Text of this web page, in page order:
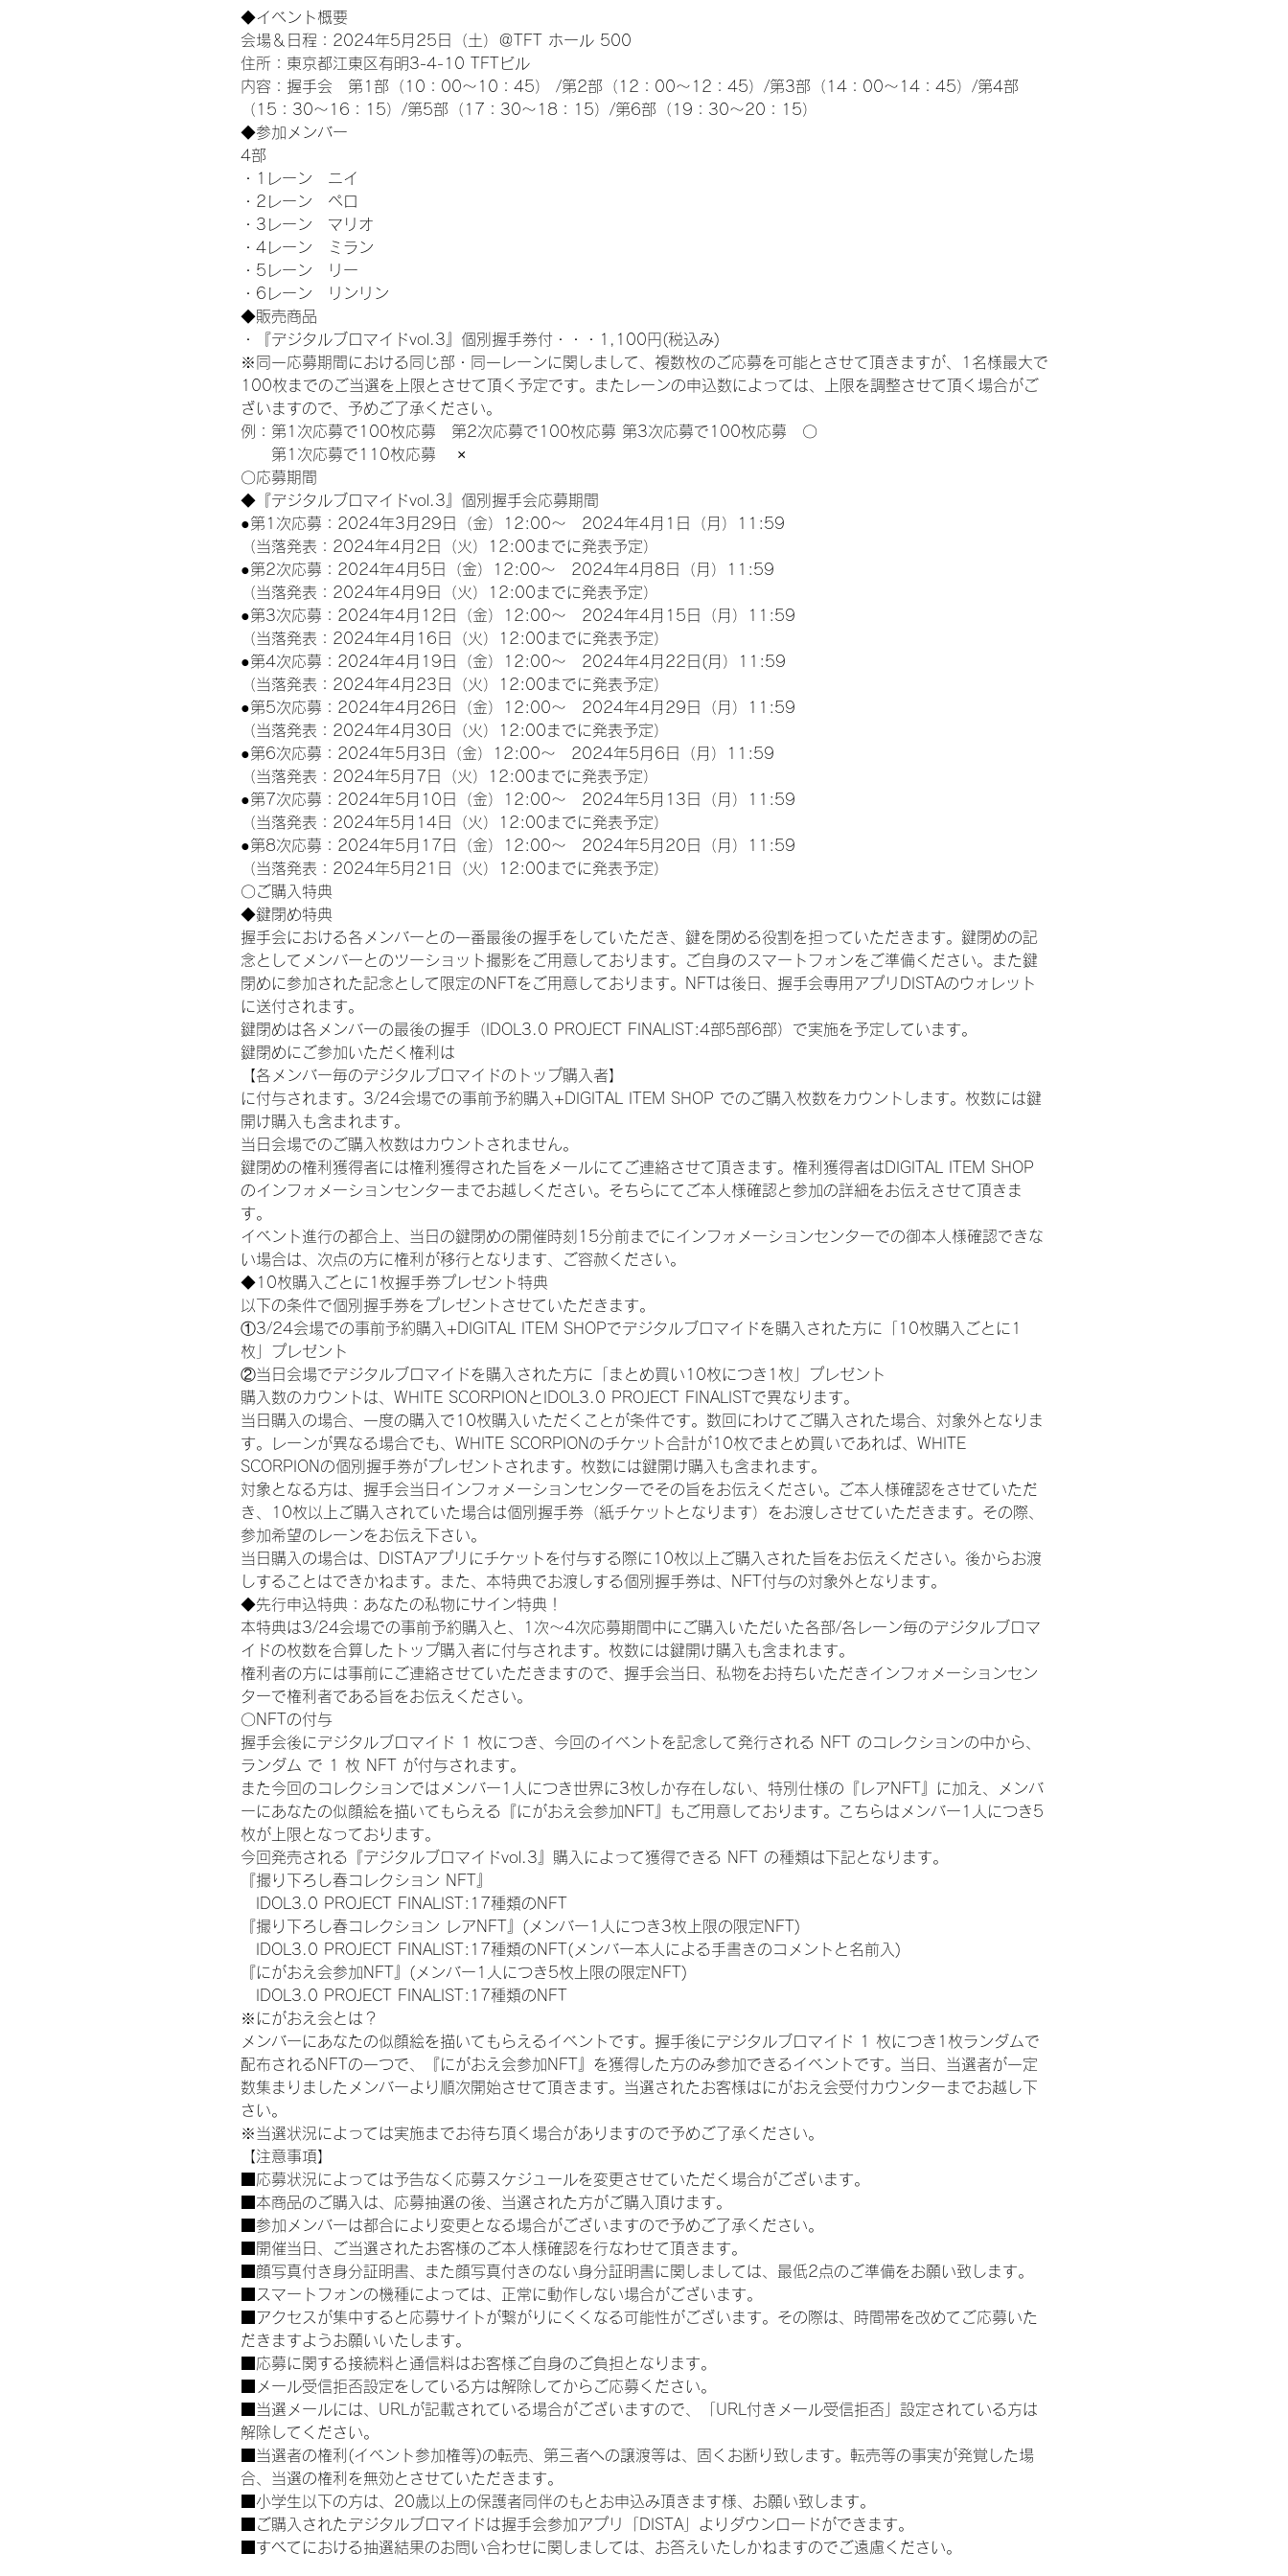
◆イベント概要
会場＆日程：2024年5月25日（土）＠TFT ホール 500
住所：東京都江東区有明3-4-10 TFTビル
内容：握手会　第1部（10：00～10：45） /第2部（12：00～12：45）/第3部（14：00～14：45）/第4部
（15：30～16：15）/第5部（17：30～18：15）/第6部（19：30～20：15）
◆参加メンバー
4部
・1レーン　ニイ
・2レーン　ペロ
・3レーン　マリオ
・4レーン　ミラン
・5レーン　リー
・6レーン　リンリン
◆販売商品
・『デジタルブロマイドvol.3』個別握手券付・・・1,100円(税込み)
※同一応募期間における同じ部・同一レーンに関しまして、複数枚のご応募を可能とさせて頂きますが、1名様最大で
100枚までのご当選を上限とさせて頂く予定です。またレーンの申込数によっては、上限を調整させて頂く場合がご
ざいますので、予めご了承ください。
例：第1次応募で100枚応募　第2次応募で100枚応募 第3次応募で100枚応募　〇
第1次応募で110枚応募　 ×
〇応募期間
◆『デジタルブロマイドvol.3』個別握手会応募期間
●第1次応募：2024年3月29日（金）12:00～　2024年4月1日（月）11:59
（当落発表：2024年4月2日（火）12:00までに発表予定）
●第2次応募：2024年4月5日（金）12:00～　2024年4月8日（月）11:59
（当落発表：2024年4月9日（火）12:00までに発表予定）
●第3次応募：2024年4月12日（金）12:00～　2024年4月15日（月）11:59
（当落発表：2024年4月16日（火）12:00までに発表予定）
●第4次応募：2024年4月19日（金）12:00～　2024年4月22日(月）11:59
（当落発表：2024年4月23日（火）12:00までに発表予定）
●第5次応募：2024年4月26日（金）12:00～　2024年4月29日（月）11:59
（当落発表：2024年4月30日（火）12:00までに発表予定）
●第6次応募：2024年5月3日（金）12:00～　2024年5月6日（月）11:59
（当落発表：2024年5月7日（火）12:00までに発表予定）
●第7次応募：2024年5月10日（金）12:00～　2024年5月13日（月）11:59
（当落発表：2024年5月14日（火）12:00までに発表予定）
●第8次応募：2024年5月17日（金）12:00～　2024年5月20日（月）11:59
（当落発表：2024年5月21日（火）12:00までに発表予定）
〇ご購入特典
◆鍵閉め特典
握手会における各メンバーとの一番最後の握手をしていただき、鍵を閉める役割を担っていただきます。鍵閉めの記
念としてメンバーとのツーショット撮影をご用意しております。ご自身のスマートフォンをご準備ください。また鍵
閉めに参加された記念として限定のNFTをご用意しております。NFTは後日、握手会専用アプリDISTAのウォレット
に送付されます。
鍵閉めは各メンバーの最後の握手（IDOL3.0 PROJECT FINALIST:4部5部6部）で実施を予定しています。
鍵閉めにご参加いただく権利は
【各メンバー毎のデジタルブロマイドのトップ購入者】
に付与されます。3/24会場での事前予約購入+DIGITAL ITEM SHOP でのご購入枚数をカウントします。枚数には鍵
開け購入も含まれます。
当日会場でのご購入枚数はカウントされません。
鍵閉めの権利獲得者には権利獲得された旨をメールにてご連絡させて頂きます。権利獲得者はDIGITAL ITEM SHOP
のインフォメーションセンターまでお越しください。そちらにてご本人様確認と参加の詳細をお伝えさせて頂きま
す。
イベント進行の都合上、当日の鍵閉めの開催時刻15分前までにインフォメーションセンターでの御本人様確認できな
い場合は、次点の方に権利が移行となります、ご容赦ください。
◆10枚購入ごとに1枚握手券プレゼント特典
以下の条件で個別握手券をプレゼントさせていただきます。
①3/24会場での事前予約購入+DIGITAL ITEM SHOPでデジタルブロマイドを購入された方に「10枚購入ごとに1
枚」プレゼント
②当日会場でデジタルブロマイドを購入された方に「まとめ買い10枚につき1枚」プレゼント
購入数のカウントは、WHITE SCORPIONとIDOL3.0 PROJECT FINALISTで異なります。
当日購入の場合、一度の購入で10枚購入いただくことが条件です。数回にわけてご購入された場合、対象外となりま
す。レーンが異なる場合でも、WHITE SCORPIONのチケット合計が10枚でまとめ買いであれば、WHITE
SCORPIONの個別握手券がプレゼントされます。枚数には鍵開け購入も含まれます。
対象となる方は、握手会当日インフォメーションセンターでその旨をお伝えください。ご本人様確認をさせていただ
き、10枚以上ご購入されていた場合は個別握手券（紙チケットとなります）をお渡しさせていただきます。その際、
参加希望のレーンをお伝え下さい。
当日購入の場合は、DISTAアプリにチケットを付与する際に10枚以上ご購入された旨をお伝えください。後からお渡
しすることはできかねます。また、本特典でお渡しする個別握手券は、NFT付与の対象外となります。
◆先行申込特典：あなたの私物にサイン特典！
本特典は3/24会場での事前予約購入と、1次〜4次応募期間中にご購入いただいた各部/各レーン毎のデジタルブロマ
イドの枚数を合算したトップ購入者に付与されます。枚数には鍵開け購入も含まれます。
権利者の方には事前にご連絡させていただきますので、握手会当日、私物をお持ちいただきインフォメーションセン
ターで権利者である旨をお伝えください。
〇NFTの付与
握手会後にデジタルブロマイド 1 枚につき、今回のイベントを記念して発行される NFT のコレクションの中から、
ランダム で 1 枚 NFT が付与されます。
また今回のコレクションではメンバー1人につき世界に3枚しか存在しない、特別仕様の『レアNFT』に加え、メンバ
ーにあなたの似顔絵を描いてもらえる『にがおえ会参加NFT』もご用意しております。こちらはメンバー1人につき5
枚が上限となっております。
今回発売される『デジタルブロマイドvol.3』購入によって獲得できる NFT の種類は下記となります。
『撮り下ろし春コレクション NFT』
IDOL3.0 PROJECT FINALIST:17種類のNFT
『撮り下ろし春コレクション レアNFT』(メンバー1人につき3枚上限の限定NFT)
IDOL3.0 PROJECT FINALIST:17種類のNFT(メンバー本人による手書きのコメントと名前入)
『にがおえ会参加NFT』(メンバー1人につき5枚上限の限定NFT)
IDOL3.0 PROJECT FINALIST:17種類のNFT
※にがおえ会とは？
メンバーにあなたの似顔絵を描いてもらえるイベントです。握手後にデジタルブロマイド 1 枚につき1枚ランダムで
配布されるNFTの一つで、『にがおえ会参加NFT』を獲得した方のみ参加できるイベントです。当日、当選者が一定
数集まりましたメンバーより順次開始させて頂きます。当選されたお客様はにがおえ会受付カウンターまでお越し下
さい。
※当選状況によっては実施までお待ち頂く場合がありますので予めご了承ください。
【注意事項】
■応募状況によっては予告なく応募スケジュールを変更させていただく場合がございます。
■本商品のご購入は、応募抽選の後、当選された方がご購入頂けます。
■参加メンバーは都合により変更となる場合がございますので予めご了承ください。
■開催当日、ご当選されたお客様のご本人様確認を行なわせて頂きます。
■顔写真付き身分証明書、また顔写真付きのない身分証明書に関しましては、最低2点のご準備をお願い致します。
■スマートフォンの機種によっては、正常に動作しない場合がございます。
■アクセスが集中すると応募サイトが繋がりにくくなる可能性がございます。その際は、時間帯を改めてご応募いた
だきますようお願いいたします。
■応募に関する接続料と通信料はお客様ご自身のご負担となります。
■メール受信拒否設定をしている方は解除してからご応募ください。
■当選メールには、URLが記載されている場合がございますので、「URL付きメール受信拒否」設定されている方は
解除してください。
■当選者の権利(イベント参加権等)の転売、第三者への譲渡等は、固くお断り致します。転売等の事実が発覚した場
合、当選の権利を無効とさせていただきます。
■小学生以下の方は、20歳以上の保護者同伴のもとお申込み頂きます様、お願い致します。
■ご購入されたデジタルブロマイドは握手会参加アプリ「DISTA」よりダウンロードができます。
■すべてにおける抽選結果のお問い合わせに関しましては、お答えいたしかねますのでご遠慮ください。